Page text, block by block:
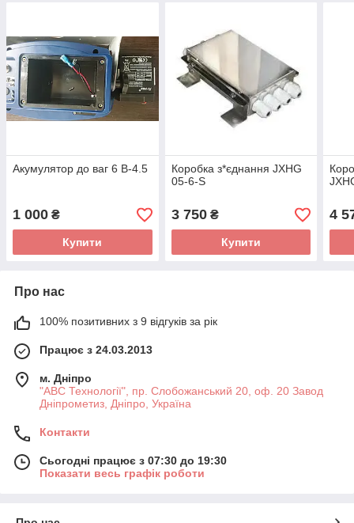
Акумулятор до ваг 6 В-4.5
1 000 ₴
Купити
Коробка з*єднання JXHG
05-6-S
3 750₴
Купити
4
Про нас
100% позитивних з 9 відгуків за рік
Працює з 24.03.2013
м. Дніпро
"АВС Технології", пр. Слобожанський 20, оф. 20 Завод
Дніпрометиз, Дніпро, Україна
Контакти
Сьогодні працює з 07:30 до 19:30
Показати весь графік роботи